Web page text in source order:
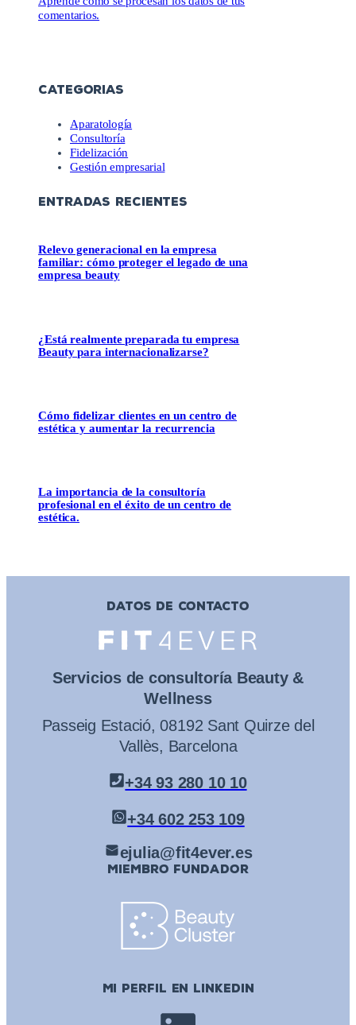
comentarios.
CATEGORIAS
Aparatología
Consultoría
Fidelización
Gestión empresarial
ENTRADAS RECIENTES
Relevo generacional en la empresa
familiar: cómo proteger el legado de una
empresa beauty
¿Está realmente preparada tu empresa
Beauty para internacionalizarse?
Cómo fidelizar clientes en un centro de
estética y aumentar la recurrencia
La importancia de la consultoría
profesional en el éxito de un centro de
estética.
DATOS DE CONTACTO
Servicios de consultoría Beauty &
Wellness
Passeig Estació, 08192 Sant Quirze del
Vallès, Barcelona
+34 93 280 10 10
+34 602 253 109
ejulia@fit4ever.es
MIEMBRO FUNDADOR
MI PERFIL EN LINKEDIN